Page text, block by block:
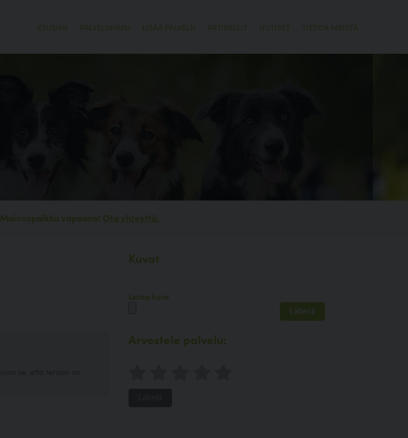
ETUSIVU PALVELUHAKU LISÄÄ PALVELU ARTIKKELIT UUTISET TIETOA MEISTÄ
Mainospaikka vapaana! Ota yhteyttä.
Kuvat
Lataa kuva
Arvostele palvelu: